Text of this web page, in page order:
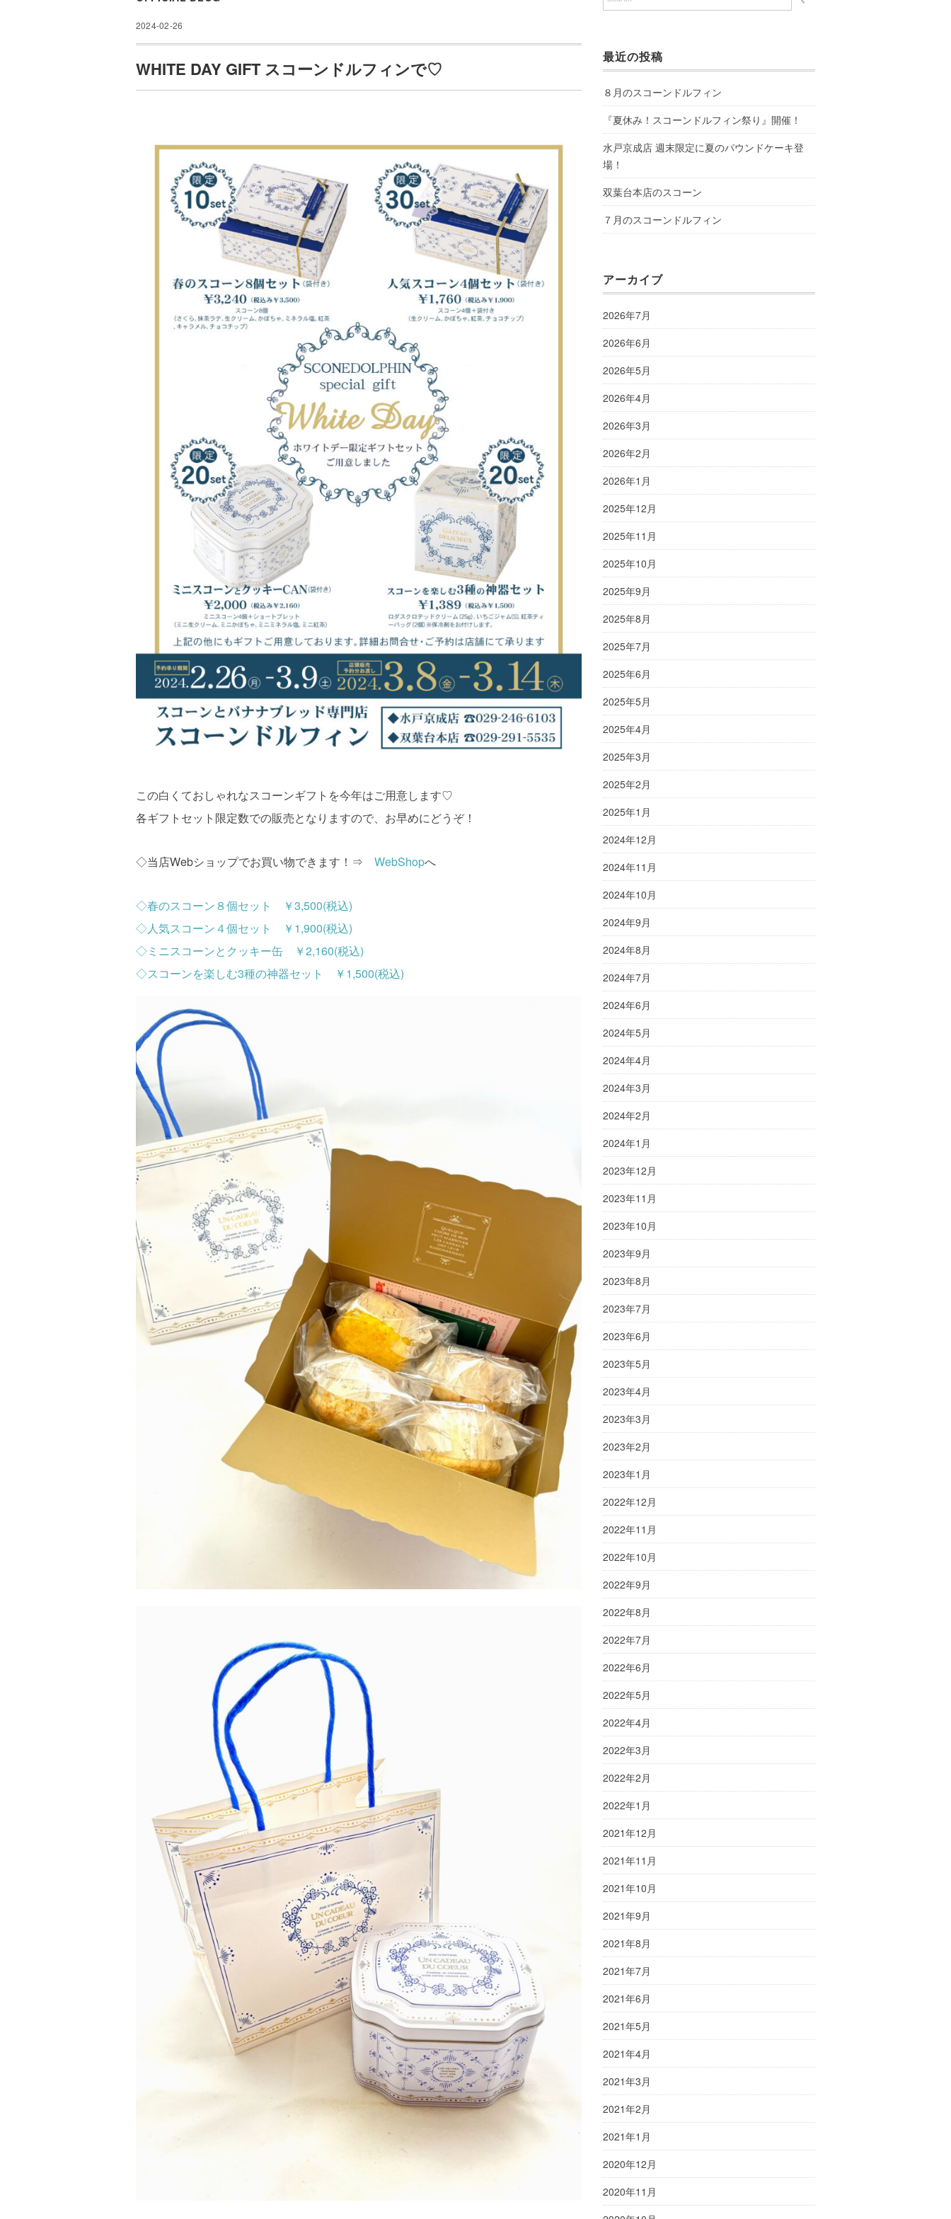
2024-02-26
WHITE DAY GIFT スコーンドルフィンで♡
この白くておしゃれなスコーンギフトを今年はご用意します♡
各ギフトセット限定数での販売となりますので、お早めにどうぞ！
◇当店Webショップでお買い物できます！⇒ WebShopへ
◇春のスコーン８個セット ￥3,500(税込)
◇人気スコーン４個セット ￥1,900(税込)
◇ミニスコーンとクッキー缶 ￥2,160(税込)
◇スコーンを楽しむ3種の神器セット ￥1,500(税込)
最近の投稿
８月のスコーンドルフィン
『夏休み！スコーンドルフィン祭り』開催！
水戸京成店 週末限定に夏のパウンドケーキ登
場！
双葉台本店のスコーン
７月のスコーンドルフィン
アーカイブ
2026年7月
2026年6月
2026年5月
2026年4月
2026年3月
2026年2月
2026年1月
2025年12月
2025年11月
2025年10月
2025年9月
2025年8月
2025年7月
2025年6月
2025年5月
2025年4月
2025年3月
2025年2月
2025年1月
2024年12月
2024年11月
2024年10月
2024年9月
2024年8月
2024年7月
2024年6月
2024年5月
2024年4月
2024年3月
2024年2月
2024年1月
2023年12月
2023年11月
2023年10月
2023年9月
2023年8月
2023年7月
2023年6月
2023年5月
2023年4月
2023年3月
2023年2月
2023年1月
2022年12月
2022年11月
2022年10月
2022年9月
2022年8月
2022年7月
2022年6月
2022年5月
2022年4月
2022年3月
2022年2月
2022年1月
2021年12月
2021年11月
2021年10月
2021年9月
2021年8月
2021年7月
2021年6月
2021年5月
2021年4月
2021年3月
2021年2月
2021年1月
2020年12月
2020年11月